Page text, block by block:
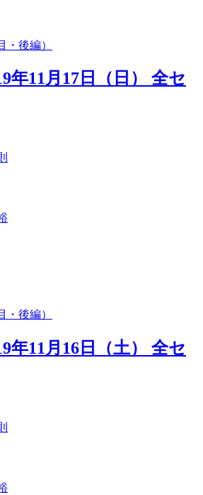
・後編）
年11月17日（日） 全セ
・後編）
年11月16日（土） 全セ